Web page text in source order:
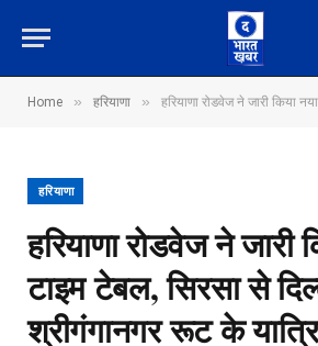
Home » हरियाणा » हरियाणा रोडवेज ने जारी किया नया टाइम टेबल, सिरसा से
हरियाणा
हरियाणा रोडवेज ने जारी
टाइम टेबल, सिरसा से
श्रीगंगानगर रूट के